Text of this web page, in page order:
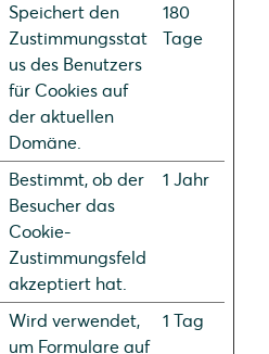
Speichert den
Zustimmungsstat
us des Benutzers
für Cookies auf
der aktuellen
Domäne.
180
Tage
Bestimmt, ob der
Besucher das
Cookie-
Zustimmungsfeld
akzeptiert hat.
1 Jahr
Wird verwendet,
um Formulare auf
1 Tag